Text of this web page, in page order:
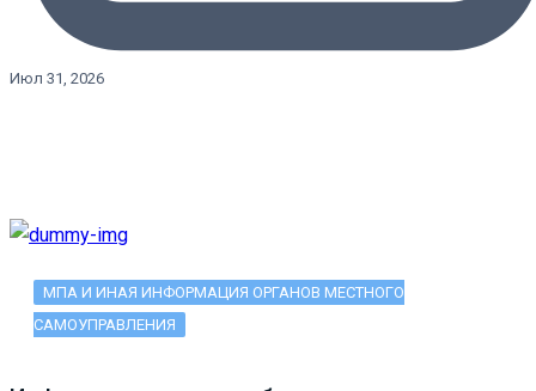
Июл 31, 2026
МПА И ИНАЯ ИНФОРМАЦИЯ ОРГАНОВ МЕСТНОГО
САМОУПРАВЛЕНИЯ